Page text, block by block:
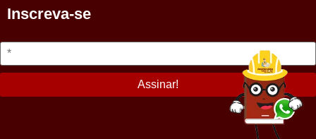
Inscreva-se